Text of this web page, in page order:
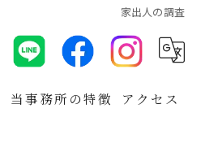
家出人の調査
当事務所の特徴 アクセス